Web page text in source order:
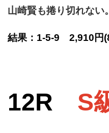
山崎賢も捲り切れない。
結果：1-5-9 2,910円
12R S